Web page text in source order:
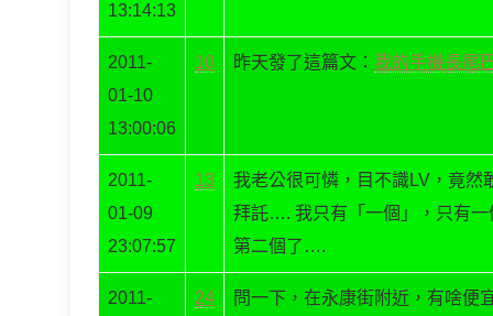
13:14:13
2011-
01-10
13:00:06
10 昨天發了這篇文： 我的手機長尾
2011-
01-09
23:07:57
13
我老公很可憐，目不識LV，竟然
拜託…. 我只有「一個」，只有
第二個了….
2011-
24
問一下，在永康街附近，有啥便